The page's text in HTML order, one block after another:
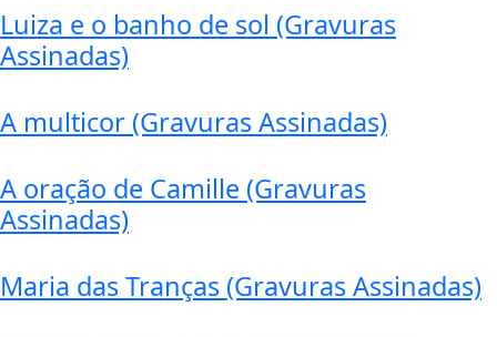
Luiza e o banho de sol (Gravuras
Assinadas)
A multicor (Gravuras Assinadas)
A oração de Camille (Gravuras
Assinadas)
Maria das Tranças (Gravuras Assinadas)